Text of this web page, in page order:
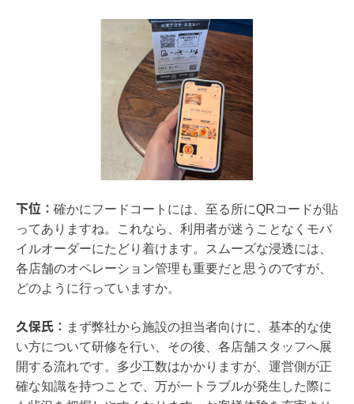
下位： 確かにフードコートには、至る所にQRコードが貼
ってありますね。これなら、利用者が迷うことなくモバ
イルオーダーにたどり着けます。スムーズな浸透には、
各店舗のオペレーション管理も重要だと思うのですが、
どのように行っていますか。
久保氏： まず弊社から施設の担当者向けに、基本的な使
い方について研修を行い、その後、各店舗スタッフへ展
開する流れです。多少工数はかかりますが、運営側が正
確な知識を持つことで、万が一トラブルが発生した際に